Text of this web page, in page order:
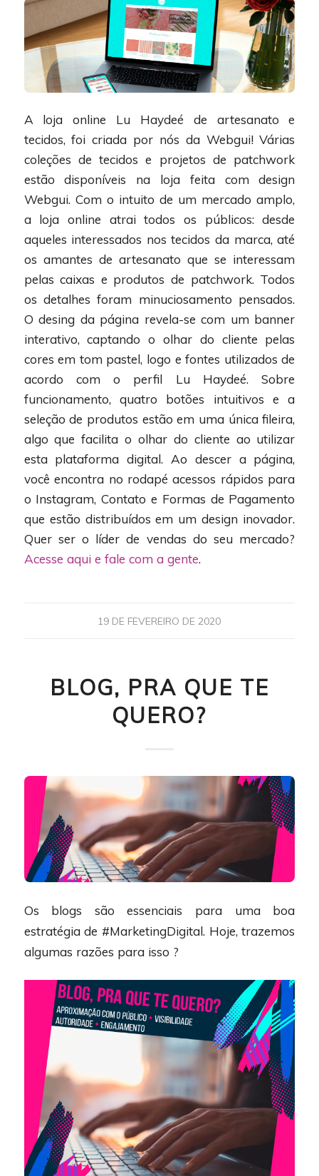
A loja online Lu Haydeé de artesanato e
tecidos, foi criada por nós da Webgui! Várias
coleções de tecidos e projetos de patchwork
estão disponíveis na loja feita com design
Webgui. Com o intuito de um mercado amplo,
a loja online atrai todos os públicos: desde
aqueles interessados nos tecidos da marca, até
os amantes de artesanato que se interessam
pelas caixas e produtos de patchwork. Todos
os detalhes foram minuciosamento pensados.
O desing da página revela-se com um banner
interativo, captando o olhar do cliente pelas
cores em tom pastel, logo e fontes utilizados de
acordo com o perfil Lu Haydeé. Sobre
funcionamento, quatro botões intuitivos e a
seleção de produtos estão em uma única fileira,
algo que facilita o olhar do cliente ao utilizar
esta plataforma digital. Ao descer a página,
você encontra no rodapé acessos rápidos para
o Instagram, Contato e Formas de Pagamento
que estão distribuídos em um design inovador.
Quer ser o líder de vendas do seu mercado?
Acesse aqui e fale com a gente.
19 DE FEVEREIRO DE 2020
BLOG, PRA QUE TE
QUERO?
Os blogs são essenciais para uma boa
estratégia de #MarketingDigital. Hoje, trazemos
algumas razões para isso ?